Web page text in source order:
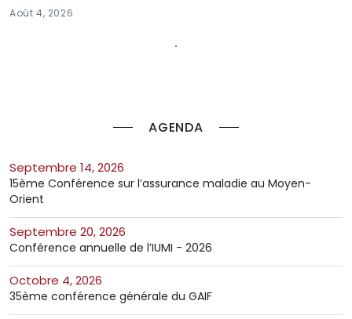
AGENDA
septembre 14, 2026
15ème Conférence sur l’assurance maladie au Moyen-
Orient
septembre 20, 2026
Conférence annuelle de l’IUMI - 2026
octobre 4, 2026
35ème conférence générale du GAIF
Août 4, 2026